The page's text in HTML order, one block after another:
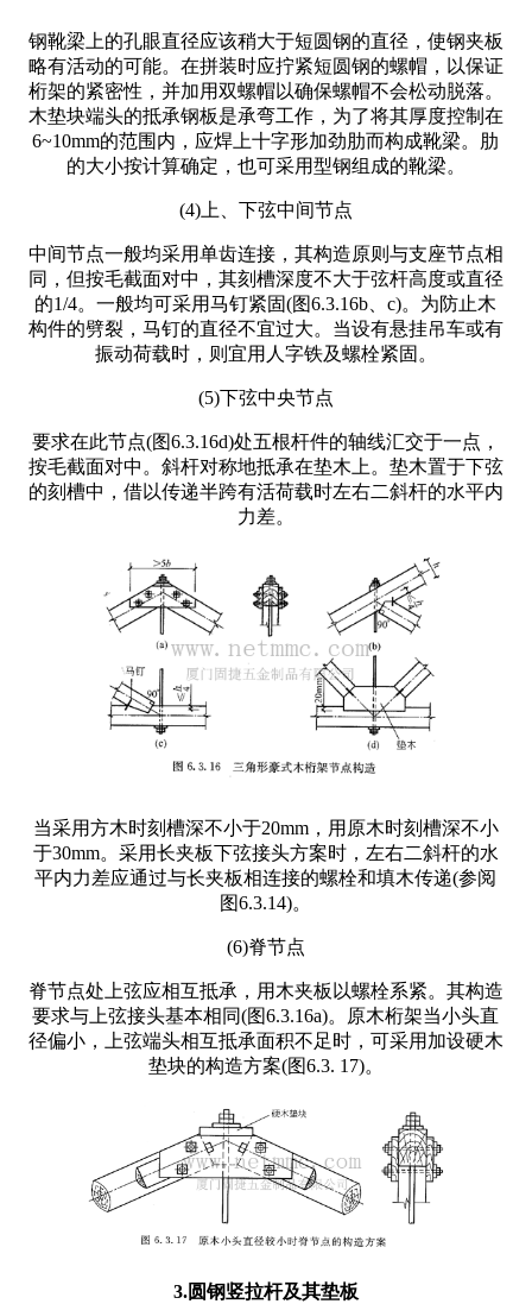
钢靴梁上的孔眼直径应该稍大于短圆钢的直径，使钢夹板
略有活动的可能。在拼装时应拧紧短圆钢的螺帽，以保证
桁架的紧密性，并加用双螺帽以确保螺帽不会松动脱落。
木垫块端头的抵承钢板是承弯工作，为了将其厚度控制在
6~10mm的范围内，应焊上十字形加劲肋而构成靴梁。肋
的大小按计算确定，也可采用型钢组成的靴梁。
(4)上、下弦中间节点
中间节点一般均采用单齿连接，其构造原则与支座节点相
同，但按毛截面对中，其刻槽深度不大于弦杆高度或直径
的1/4。一般均可采用马钉紧固(图6.3.16b、c)。为防止木
构件的劈裂，马钉的直径不宜过大。当设有悬挂吊车或有
振动荷载时，则宜用人字铁及螺栓紧固。
(5)下弦中央节点
要求在此节点(图6.3.16d)处五根杆件的轴线汇交于一点，
按毛截面对中。斜杆对称地抵承在垫木上。垫木置于下弦
的刻槽中，借以传递半跨有活荷载时左右二斜杆的水平内
力差。
当采用方木时刻槽深不小于20mm，用原木时刻槽深不小
于30mm。采用长夹板下弦接头方案时，左右二斜杆的水
平内力差应通过与长夹板相连接的螺栓和填木传递(参阅
图6.3.14)。
(6)脊节点
脊节点处上弦应相互抵承，用木夹板以螺栓系紧。其构造
要求与上弦接头基本相同(图6.3.16a)。原木桁架当小头直
径偏小，上弦端头相互抵承面积不足时，可采用加设硬木
垫块的构造方案(图6.3. 17)。
3.圆钢竖拉杆及其垫板